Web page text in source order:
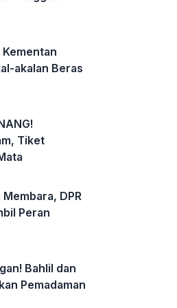
akalan Beras
Tiket
DPR
Peran
Bahlil dan
Pemadaman